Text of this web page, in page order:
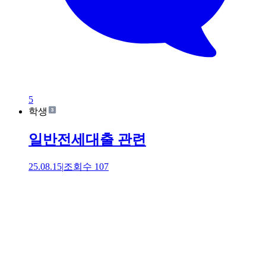
5
학생
일반전세대출 관련
25.08.15|조회수 107